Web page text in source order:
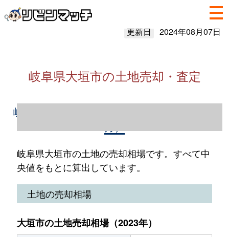
更新日 2024年08月07日
岐阜県大垣市の土地売却・査定
岐阜県大垣市の土地売却情報（2023年1～12
岐阜県大垣市の土地の売却相場です。すべて中
央値をもとに算出しています。
土地の売却相場
大垣市の土地売却相場（2023年）